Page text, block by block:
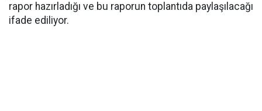
rapor hazırladığı ve bu raporun toplantıda paylaşılacağı
ifade ediliyor.